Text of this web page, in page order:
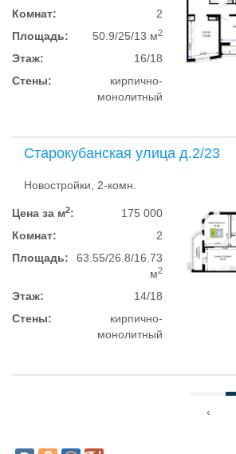
Комнат:
2
Площадь:
50.9/25/13 м2
Этаж:
16/18
Стены:
кирпично-
монолитный
Старокубанская улица д.2/23
Новостройки, 2-комн.
Цена за м2:
175 000
Комнат:
2
Площадь:
63.55/26.8/16.73
м2
Этаж:
14/18
Стены:
кирпично-
монолитный
‹